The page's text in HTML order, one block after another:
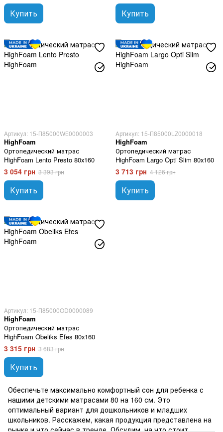
Купить Купить
Артикул: 15-П85000WЕ0000003
HighFoam
Ортопедический матрас
HighFoam Lento Presto 80х160
3 054 грн 3 393 грн
Купить
Артикул: 15-П85000LZ0000018
HighFoam
Ортопедический матрас
HighFoam Largo Opti Slim 80х160
3 713 грн 4 126 грн
Купить
Артикул: 15-П85000OD0000089
HighFoam
Ортопедический матрас
HighFoam Obeliks Efes 80х160
3 315 грн 3 683 грн
Купить
Обеспечьте максимально комфортный сон для ребенка с
нашими детскими матрасами 80 на 160 см. Это
оптимальный вариант для дошкольников и младших
школьников. Расскажем, какая продукция представлена на
рынке и что сейчас в тренде. Обсудим, на что стоит